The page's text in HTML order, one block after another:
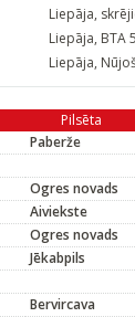
Liepāja,
Liepāja, BTA
Liepāja,
Pilsēta
Paberže
Ogres novads
Aiviekste
Ogres novads
Jēkabpils
Bervircava